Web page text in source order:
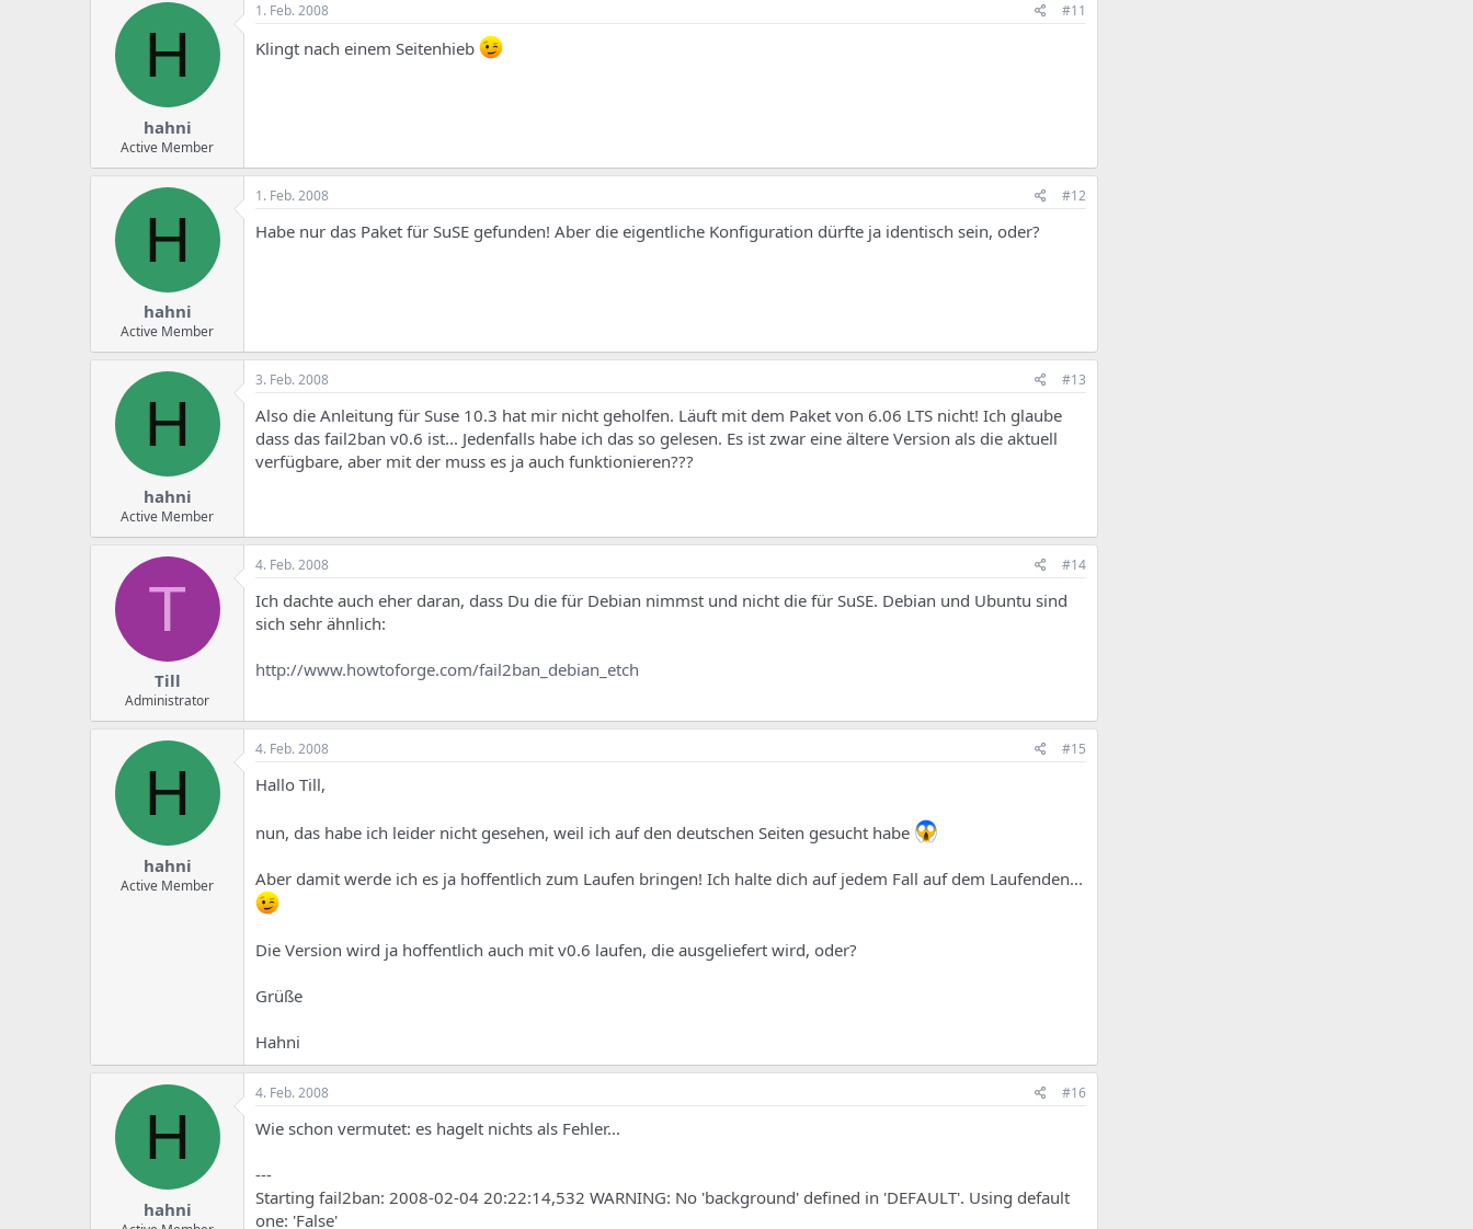
H
hahni
Active Member
1. Feb. 2008 #11
Klingt nach einem Seitenhieb
H
hahni
Active Member
1. Feb. 2008 #12
Habe nur das Paket für SuSE gefunden! Aber die eigentliche Konfiguration dürfte ja identisch sein, oder?
H
hahni
Active Member
3. Feb. 2008 #13
Also die Anleitung für Suse 10.3 hat mir nicht geholfen. Läuft mit dem Paket von 6.06 LTS nicht! Ich glaube
dass das fail2ban v0.6 ist... Jedenfalls habe ich das so gelesen. Es ist zwar eine ältere Version als die aktuell
verfügbare, aber mit der muss es ja auch funktionieren???
T
Till
Administrator
4. Feb. 2008 #14
Ich dachte auch eher daran, dass Du die für Debian nimmst und nicht die für SuSE. Debian und Ubuntu sind
sich sehr ähnlich:
http://www.howtoforge.com/fail2ban_debian_etch
H
hahni
Active Member
4. Feb. 2008 #15
Hallo Till,
nun, das habe ich leider nicht gesehen, weil ich auf den deutschen Seiten gesucht habe
Aber damit werde ich es ja hoffentlich zum Laufen bringen! Ich halte dich auf jedem Fall auf dem Laufenden...
Die Version wird ja hoffentlich auch mit v0.6 laufen, die ausgeliefert wird, oder?
Grüße
Hahni
H
hahni
4. Feb. 2008 #16
Wie schon vermutet: es hagelt nichts als Fehler...
---
Starting fail2ban: 2008-02-04 20:22:14,532 WARNING: No 'background' defined in 'DEFAULT'. Using default
one: 'False'